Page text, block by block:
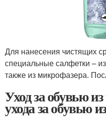
Для нанесения чистящих
специальные салфетки –
также из микрофазера.
Уход за обувью
ухода за обувью